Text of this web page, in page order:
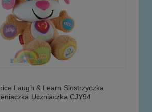
Laugh & Learn Siostrzyczka
Uczniaczka CJY94